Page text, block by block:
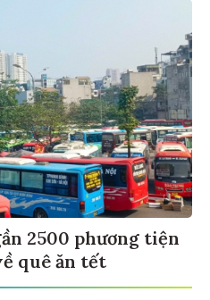
2500 phương tiện
quê ăn tết